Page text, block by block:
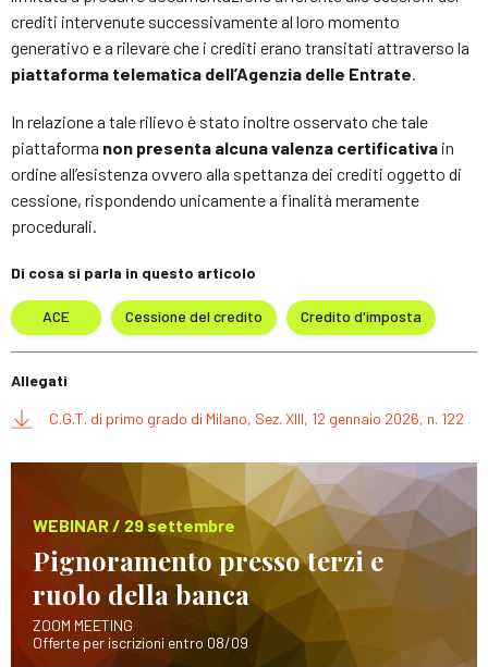
crediti intervenute successivamente al loro momento
generativo e a rilevare che i crediti erano transitati attraverso la
piattaforma telematica dell’Agenzia delle Entrate.
In relazione a tale rilievo è stato inoltre osservato che tale
piattaforma non presenta alcuna valenza certificativa in
ordine all’esistenza ovvero alla spettanza dei crediti oggetto di
cessione, rispondendo unicamente a finalità meramente
procedurali.
Di cosa si parla in questo articolo
ACE Cessione del credito Credito d'imposta
Allegati
C.G.T. di primo grado di Milano, Sez. XIII, 12 gennaio 2026, n. 122
WEBINAR / 29 settembre
Pignoramento presso terzi e
ruolo della banca
ZOOM MEETING
Offerte per iscrizioni entro 08/09